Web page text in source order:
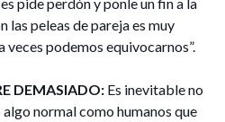
las peleas de pareja es muy
podemos equivocarnos”.
DEMASIADO: Es inevitable no
normal como humanos que